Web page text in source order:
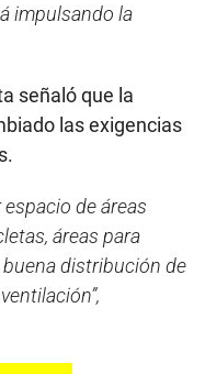
impulsando la
señaló que la
las exigencias
de áreas
áreas para
distribución de